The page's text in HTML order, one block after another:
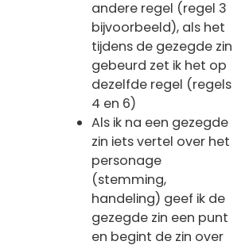
andere regel (regel 3
bijvoorbeeld), als het
tijdens de gezegde zin
gebeurd zet ik het op
dezelfde regel (regels
4 en 6)
Als ik na een gezegde
zin iets vertel over het
personage
(stemming,
handeling) geef ik de
gezegde zin een punt
en begint de zin over